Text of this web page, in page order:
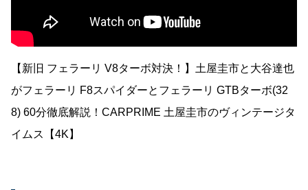
【新旧 フェラーリ V8ターボ対決！】土屋圭市と大谷達也
がフェラーリ F8スパイダーとフェラーリ GTBターボ(32
8) 60分徹底解説！CARPRIME 土屋圭市のヴィンテージタ
イムス【4K】